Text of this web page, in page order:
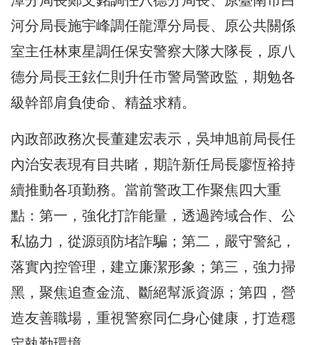
河分局長施宇峰調任龍潭分局長、原公共關係
室主任林東星調任保安警察大隊大隊長，原八
德分局長王鉉仁則升任市警局警政監，期勉各
級幹部肩負使命、精益求精。
內政部政務次長董建宏表示，吳坤旭前局長任
內治安表現有目共睹，期許新任局長廖恆裕持
續推動各項勤務。當前警政工作聚焦四大重
點：第一，強化打詐能量，透過跨域合作、公
私協力，從源頭防堵詐騙；第二，嚴守警紀，
落實內控管理，建立廉潔形象；第三，強力掃
黑，聚焦追查金流、斷絕幫派資源；第四，營
造友善職場，重視警察同仁身心健康，打造穩